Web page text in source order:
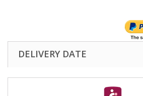
DELIVERY DATE